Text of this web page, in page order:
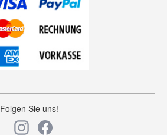
Folgen Sie uns!